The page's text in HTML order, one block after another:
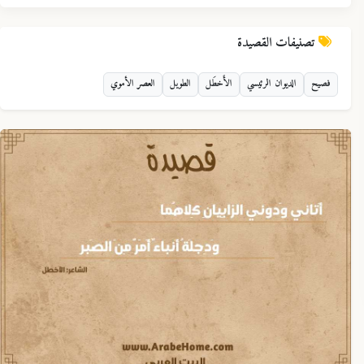
تصنيفات القصيدة
فصيح الديوان الرئيسي الأَخطَل الطويل العصر الأموي